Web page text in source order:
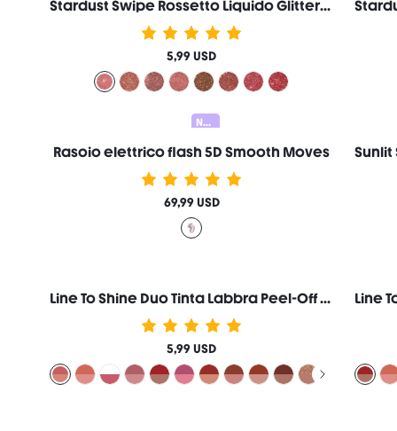
Stardust Swipe Rossetto Liquido Glitter-137 Cosmic Pink Gloss Labbra Brillantezza Glitter Istantanea Finitura Matte A Lunga Durata Anti-Trasferimento Anti-Sbavatura Marca Di Bellezza Cosmetici Trucco Per Donne E Ragazze
5,99 USD
Nuovo
Rasoio elettrico flash 5D Smooth Moves
69,99 USD
Line To Shine Duo Tinta Labbra Peel-Off & Gloss-113 Rose Latte Combo 2 In 1 Lunga Durata Rossetto Liquido Matita Labbra Marca Di Bellezza Cosmetici Trucco Per Donne E Ragazze
5,99 USD